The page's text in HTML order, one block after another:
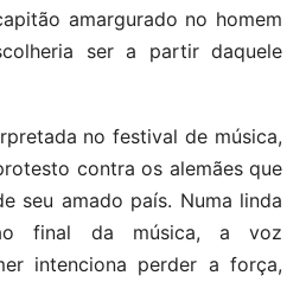
amargurado no homem
ser a partir daquele
no festival de música,
contra os alemães que
seu amado país. Numa linda
final da música, a voz
intenciona perder a força,